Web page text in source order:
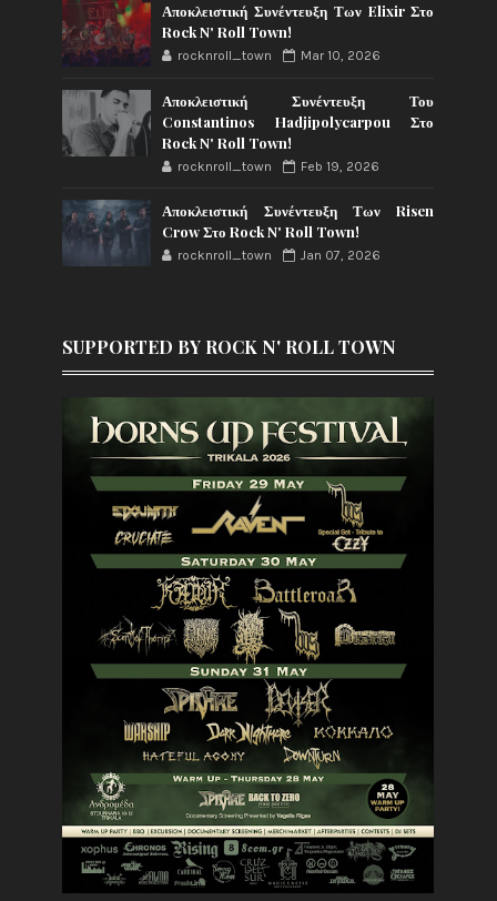
Αποκλειστική Συνέντευξη Των Elixir Στο
Rock N' Roll Town!
rocknroll_town Mar 10, 2026
Αποκλειστική Συνέντευξη Του
Constantinos Hadjipolycarpou Στο
Rock N' Roll Town!
rocknroll_town Feb 19, 2026
Αποκλειστική Συνέντευξη Των Risen
Crow Στο Rock N' Roll Town!
rocknroll_town Jan 07, 2026
SUPPORTED BY ROCK N' ROLL TOWN